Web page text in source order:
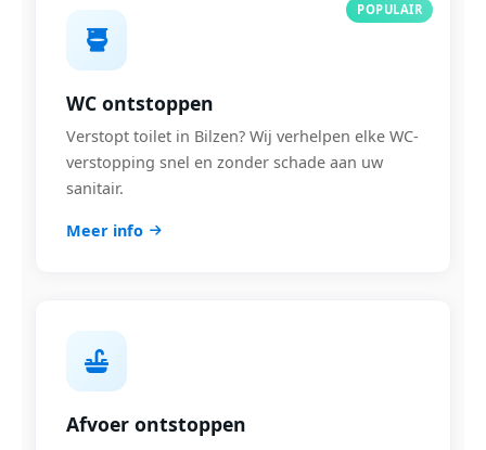
POPULAIR
WC ontstoppen
Verstopt toilet in Bilzen? Wij verhelpen elke WC-
verstopping snel en zonder schade aan uw
sanitair.
Meer info
Afvoer ontstoppen